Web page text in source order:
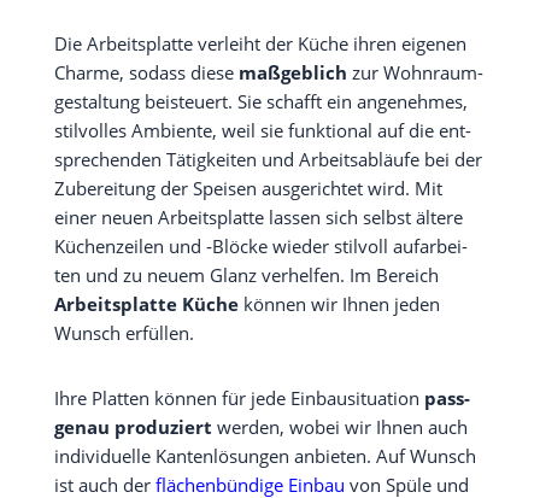
Die Arbeits­plat­te ver­leiht der Küche ihren eige­nen
Charme, sodass die­se maß­geb­lich zur Wohn­raum­
ge­stal­tung bei­steu­ert. Sie schafft ein ange­neh­mes,
stil­vol­les Ambi­en­te, weil sie funk­tio­nal auf die ent­
spre­chen­den Tätig­kei­ten und Arbeits­ab­läu­fe bei der
Zube­rei­tung der Spei­sen aus­ge­rich­tet wird. Mit
einer neu­en Arbeits­plat­te las­sen sich selbst älte­re
Küchen­zei­len und ‑Blö­cke wie­der stil­voll auf­ar­bei­
ten und zu neu­em Glanz ver­hel­fen. Im Bereich
Arbeits­plat­te Küchekön­nen wir Ihnen jeden
Wunsch erfüllen.
Ihre Plat­ten kön­nen für jede Ein­bau­si­tua­ti­on pass­
ge­nau pro­du­ziert wer­den, wobei wir Ihnen auch
indi­vi­du­el­le Kan­ten­lö­sun­gen anbie­ten. Auf Wunsch
ist auch der flä­chen­bün­di­ge Ein­bau von Spü­le und